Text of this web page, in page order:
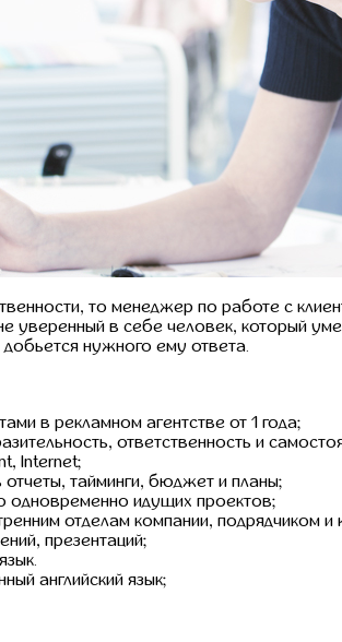
то менеджер по работе с
уверенный в себе человек, который
нужного ему ответа.
в рекламном агентстве от 1 года;
ответственность и
Internet;
тайминги, бюджет и планы;
одновременно идущих проектов;
отделам компании, подрядчиком и
презентаций;
английский язык;